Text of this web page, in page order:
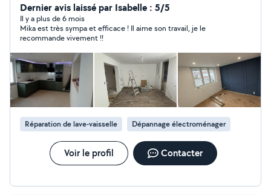
de meuble. Travaux intérieur ( peinture, enduit, parquet,
pose de cuisine, etc et extérieur clôture beton, grillage
etc )
Dernier avis laissé par Isabelle : 5/5
Il y a plus de 6 mois
Mika est très sympa et efficace ! Il aime son travail, je le
recommande vivement !!
Réparation de lave-vaisselle Dépannage électroménager
Voir le profil Contacter